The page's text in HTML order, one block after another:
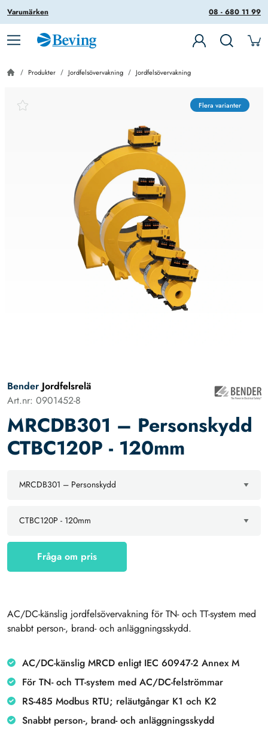
08 - 680 11 99
Varumärken
Produkter Jordfelsövervakning Jordfelsövervakning
Flera varianter
Bender Jordfelsrelä
Art.nr: 0901452-8
MRCDB301 – Personskydd
CTBC120P - 120mm
Fråga om pris
AC/DC-känslig jordfelsövervakning för TN- och TT-system med
snabbt person-, brand- och anläggningsskydd.
AC/DC-känslig MRCD enligt IEC 60947-2 Annex M
För TN- och TT-system med AC/DC-felströmmar
RS-485 Modbus RTU; reläutgångar K1 och K2
Snabbt person-, brand- och anläggningsskydd